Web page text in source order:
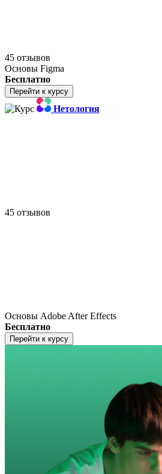
45 отзывов
Основы Figma
Бесплатно
Перейти к курсу
Нетология
45 отзывов
Основы Adobe After Effects
Бесплатно
Перейти к курсу